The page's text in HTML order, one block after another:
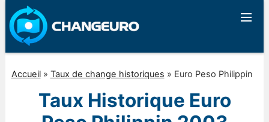
Accueil» Taux de change historiques » Euro Peso Philippin
Taux Historique Euro